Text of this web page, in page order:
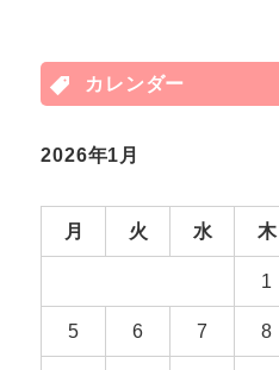
カレンダー
2026年1月
月 火 水 木
1
5 6 7 8